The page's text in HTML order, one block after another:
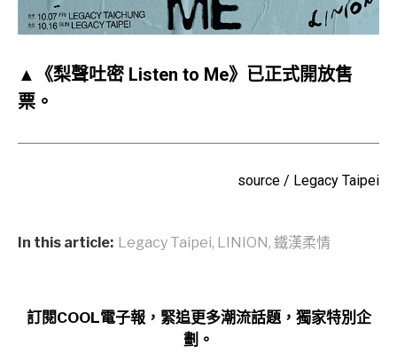
▲《梨聲吐密 Listen to Me》已正式開放售
票。
source / Legacy Taipei
In this article: Legacy Taipei, LINION, 鐵漢柔情
訂閱COOL電子報，緊追更多潮流話題，獨家特別企
劃。